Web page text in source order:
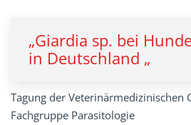
„Giardia sp. bei
in Deutschland „
Tagung der Veterinärmedizinischen
Fachgruppe Parasitologie